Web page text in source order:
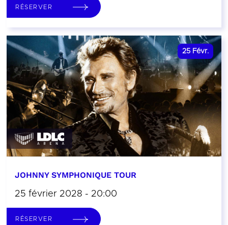
RÉSERVER
25 Févr.
JOHNNY SYMPHONIQUE TOUR
25 février 2028 - 20:00
RÉSERVER